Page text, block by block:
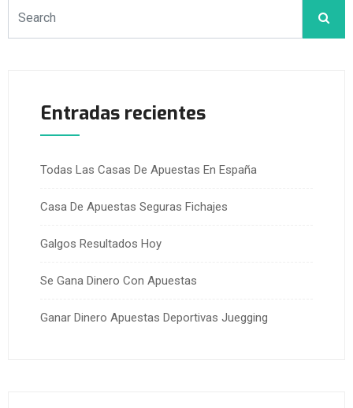
Entradas recientes
Todas Las Casas De Apuestas En España
Casa De Apuestas Seguras Fichajes
Galgos Resultados Hoy
Se Gana Dinero Con Apuestas
Ganar Dinero Apuestas Deportivas Juegging